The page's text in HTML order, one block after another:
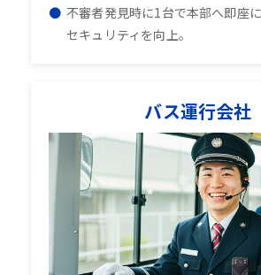
不審者発見時に1台で本部へ即座
セキュリティを向上。
バス運行会社